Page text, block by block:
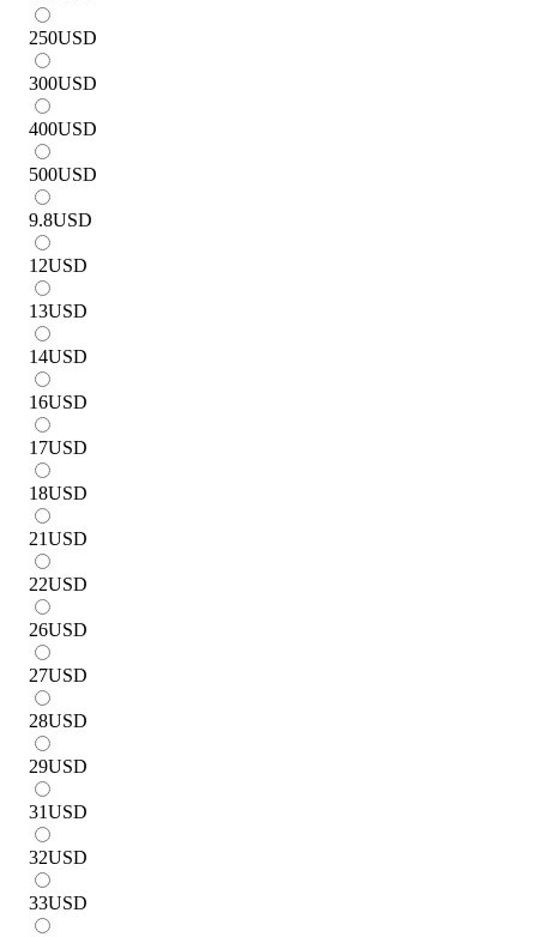
250USD
300USD
400USD
500USD
9.8USD
12USD
13USD
14USD
16USD
17USD
18USD
21USD
22USD
26USD
27USD
28USD
29USD
31USD
32USD
33USD